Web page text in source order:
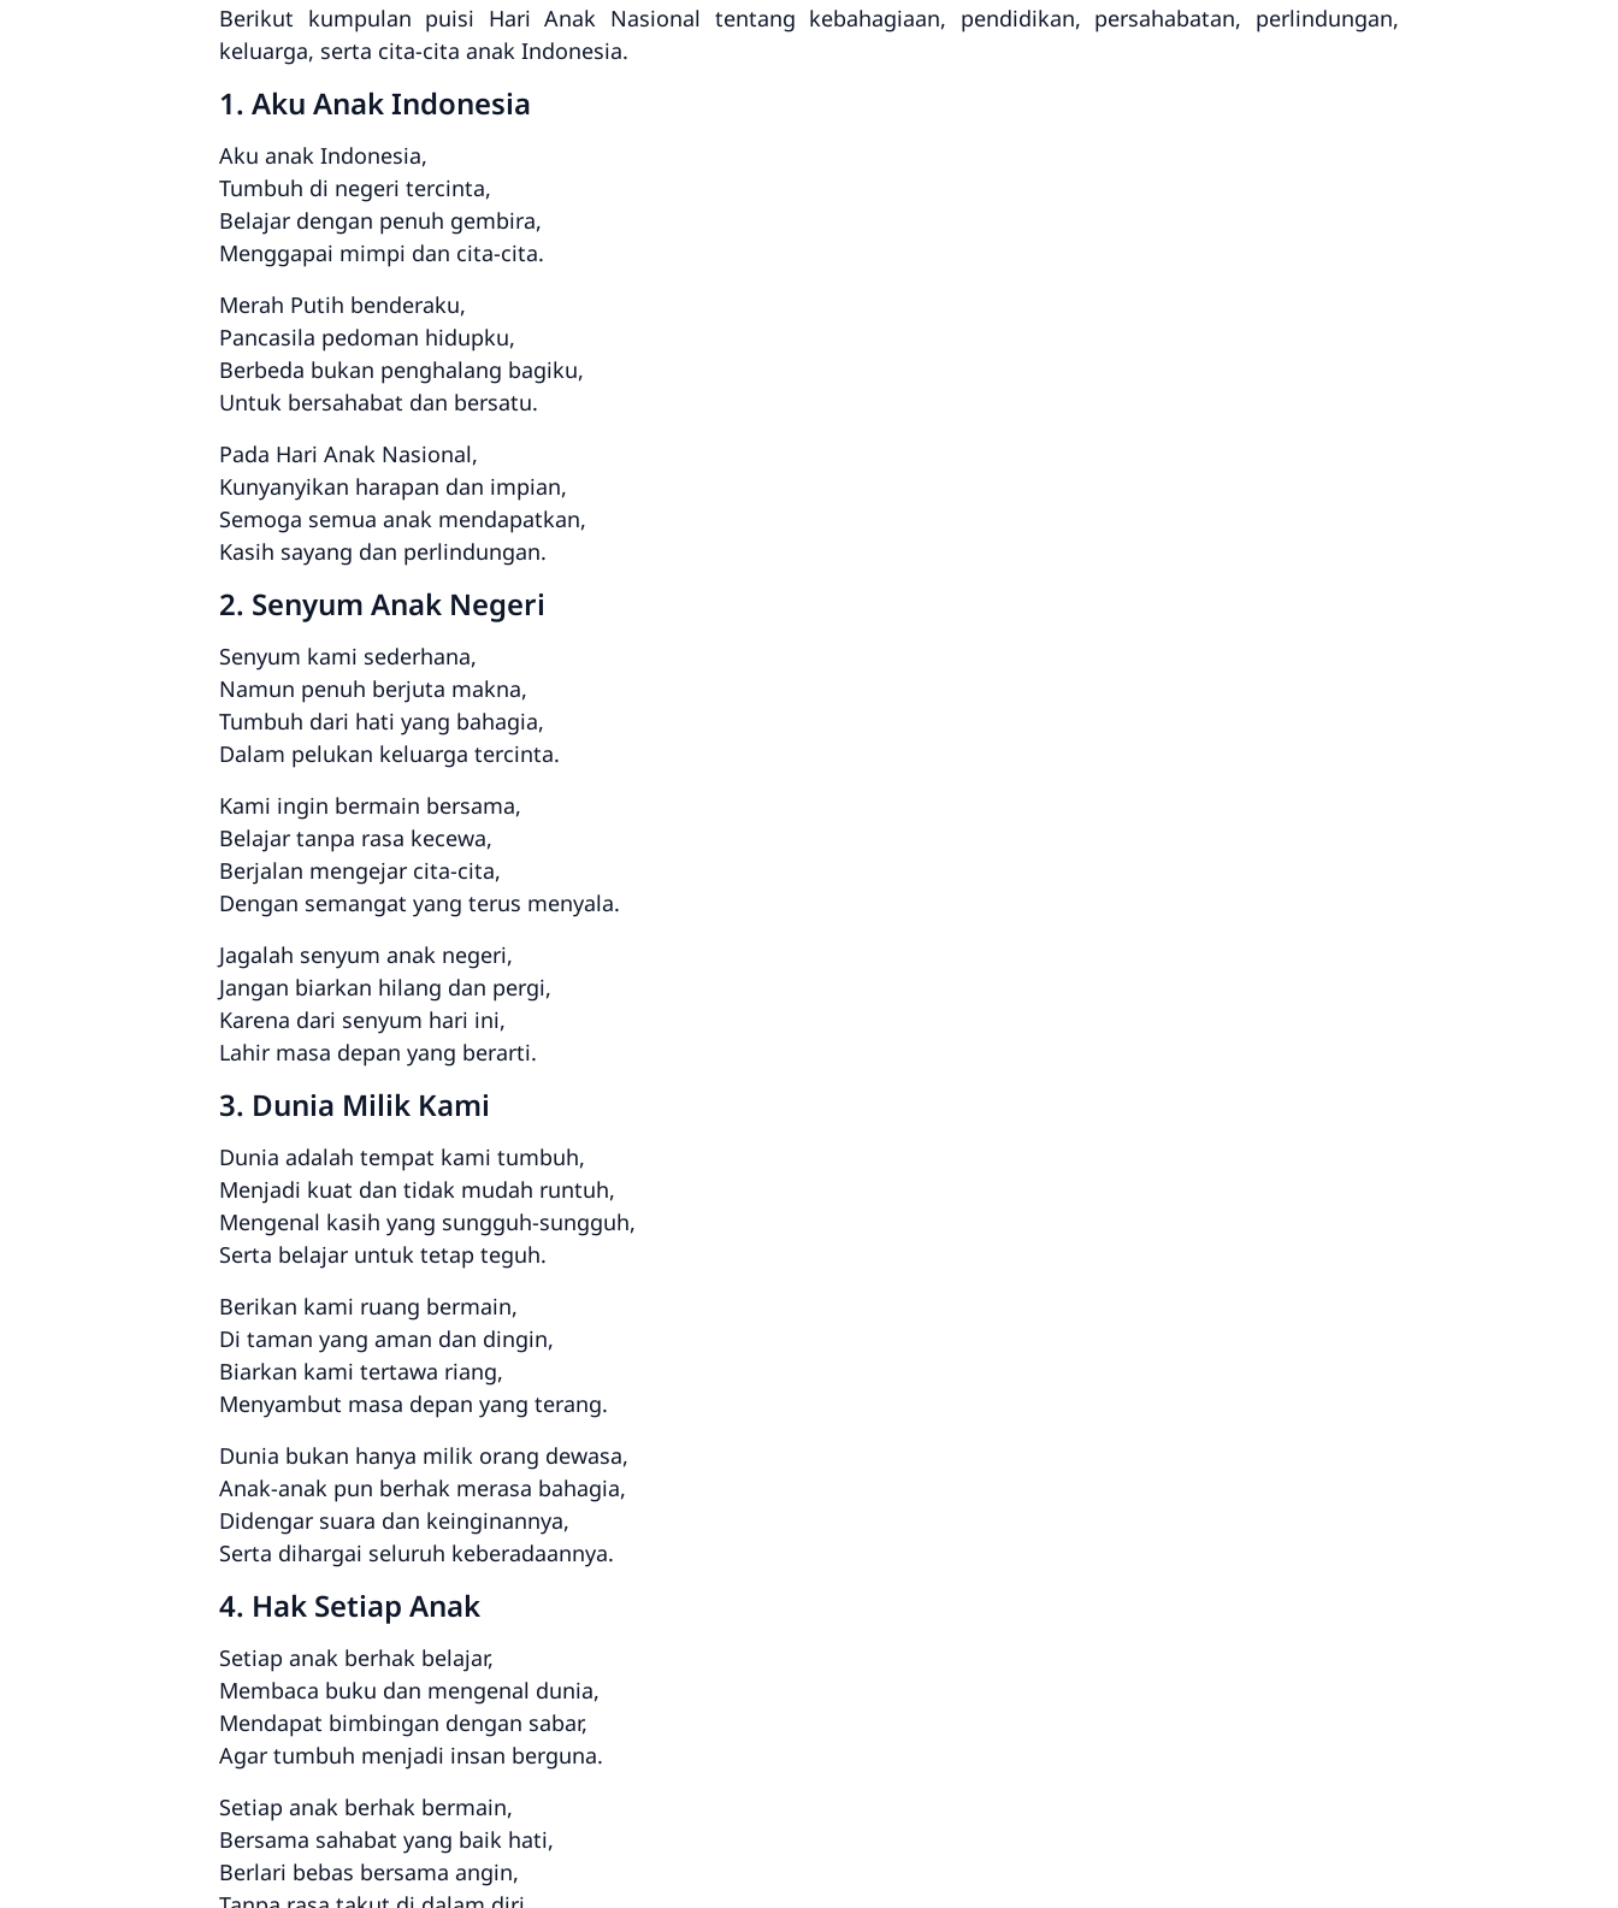
Berikut kumpulan puisi Hari Anak Nasional tentang kebahagiaan, pendidikan, persahabatan, perlindungan,
keluarga, serta cita-cita anak Indonesia.
1. Aku Anak Indonesia
Aku anak Indonesia,
Tumbuh di negeri tercinta,
Belajar dengan penuh gembira,
Menggapai mimpi dan cita-cita.
Merah Putih benderaku,
Pancasila pedoman hidupku,
Berbeda bukan penghalang bagiku,
Untuk bersahabat dan bersatu.
Pada Hari Anak Nasional,
Kunyanyikan harapan dan impian,
Semoga semua anak mendapatkan,
Kasih sayang dan perlindungan.
2. Senyum Anak Negeri
Senyum kami sederhana,
Namun penuh berjuta makna,
Tumbuh dari hati yang bahagia,
Dalam pelukan keluarga tercinta.
Kami ingin bermain bersama,
Belajar tanpa rasa kecewa,
Berjalan mengejar cita-cita,
Dengan semangat yang terus menyala.
Jagalah senyum anak negeri,
Jangan biarkan hilang dan pergi,
Karena dari senyum hari ini,
Lahir masa depan yang berarti.
3. Dunia Milik Kami
Dunia adalah tempat kami tumbuh,
Menjadi kuat dan tidak mudah runtuh,
Mengenal kasih yang sungguh-sungguh,
Serta belajar untuk tetap teguh.
Berikan kami ruang bermain,
Di taman yang aman dan dingin,
Biarkan kami tertawa riang,
Menyambut masa depan yang terang.
Dunia bukan hanya milik orang dewasa,
Anak-anak pun berhak merasa bahagia,
Didengar suara dan keinginannya,
Serta dihargai seluruh keberadaannya.
4. Hak Setiap Anak
Setiap anak berhak belajar,
Membaca buku dan mengenal dunia,
Mendapat bimbingan dengan sabar,
Agar tumbuh menjadi insan berguna.
Setiap anak berhak bermain,
Bersama sahabat yang baik hati,
Berlari bebas bersama angin,